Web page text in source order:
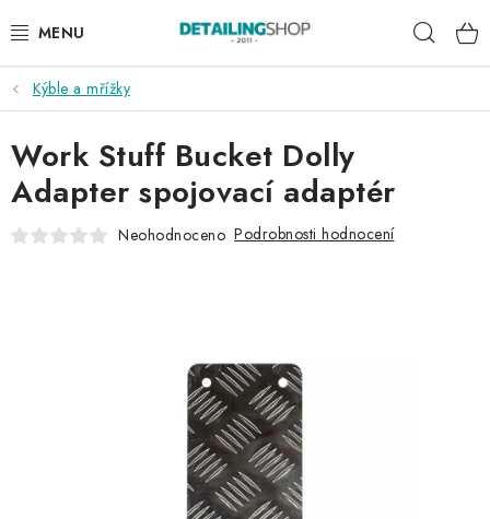
na
AKCE
NOVINKY
EXTERIÉR
DÁRKOVÉ SADY A POUKAZY
Kýble a mřížky
Work Stuff Bucket Dolly
Adapter spojovací adaptér
Neohodnoceno Podrobnosti hodnocení